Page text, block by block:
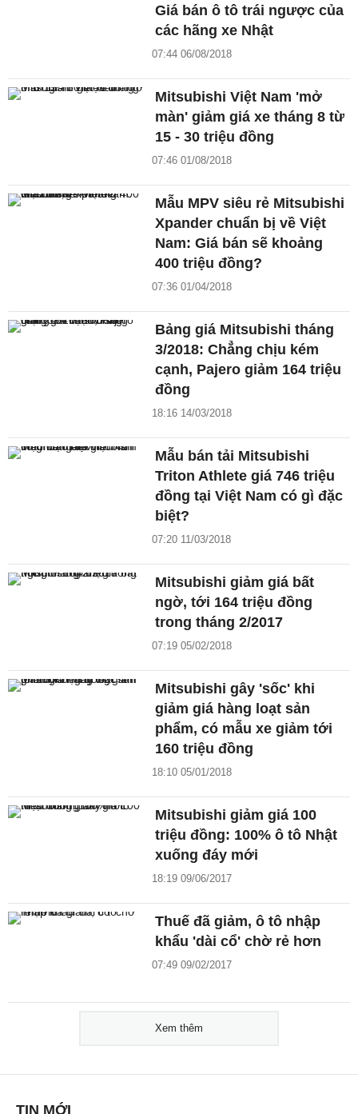
Giá bán ô tô trái ngược của
các hãng xe Nhật
07:44 06/08/2018
Mitsubishi Việt Nam 'mở
màn' giảm giá xe tháng 8 từ
15 - 30 triệu đồng
07:46 01/08/2018
Mẫu MPV siêu rẻ Mitsubishi
Xpander chuẩn bị về Việt
Nam: Giá bán sẽ khoảng
400 triệu đồng?
07:36 01/04/2018
Bảng giá Mitsubishi tháng
3/2018: Chẳng chịu kém
cạnh, Pajero giảm 164 triệu
đồng
18:16 14/03/2018
Mẫu bán tải Mitsubishi
Triton Athlete giá 746 triệu
đồng tại Việt Nam có gì đặc
biệt?
07:20 11/03/2018
Mitsubishi giảm giá bất
ngờ, tới 164 triệu đồng
trong tháng 2/2017
07:19 05/02/2018
Mitsubishi gây 'sốc' khi
giảm giá hàng loạt sản
phẩm, có mẫu xe giảm tới
160 triệu đồng
18:10 05/01/2018
Mitsubishi giảm giá 100
triệu đồng: 100% ô tô Nhật
xuống đáy mới
18:19 09/06/2017
Thuế đã giảm, ô tô nhập
khẩu 'dài cổ' chờ rẻ hơn
07:49 09/02/2017
Xem thêm
TIN MỚI